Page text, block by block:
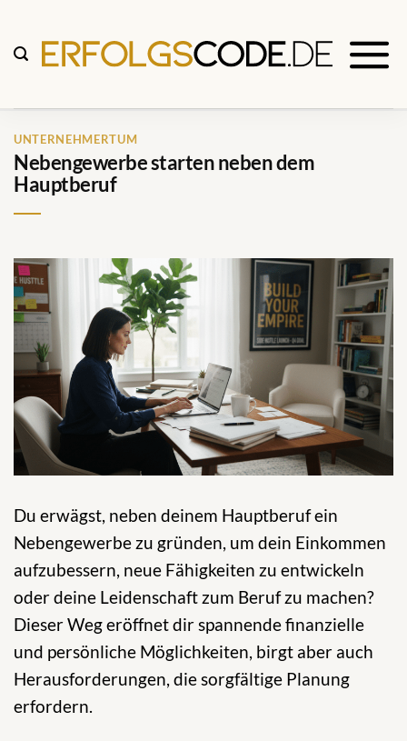
Inhalt
springen
UNTERNEHMERTUM
Nebengewerbe starten neben dem
Hauptberuf
Du erwägst, neben deinem Hauptberuf ein
Nebengewerbe zu gründen, um dein Einkommen
aufzubessern, neue Fähigkeiten zu entwickeln
oder deine Leidenschaft zum Beruf zu machen?
Dieser Weg eröffnet dir spannende finanzielle
und persönliche Möglichkeiten, birgt aber auch
Herausforderungen, die sorgfältige Planung
erfordern.